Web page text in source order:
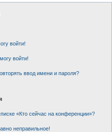
с
войти!
войти!
ввод имени и пароля?
«Кто сейчас на конференции»?
неправильное!